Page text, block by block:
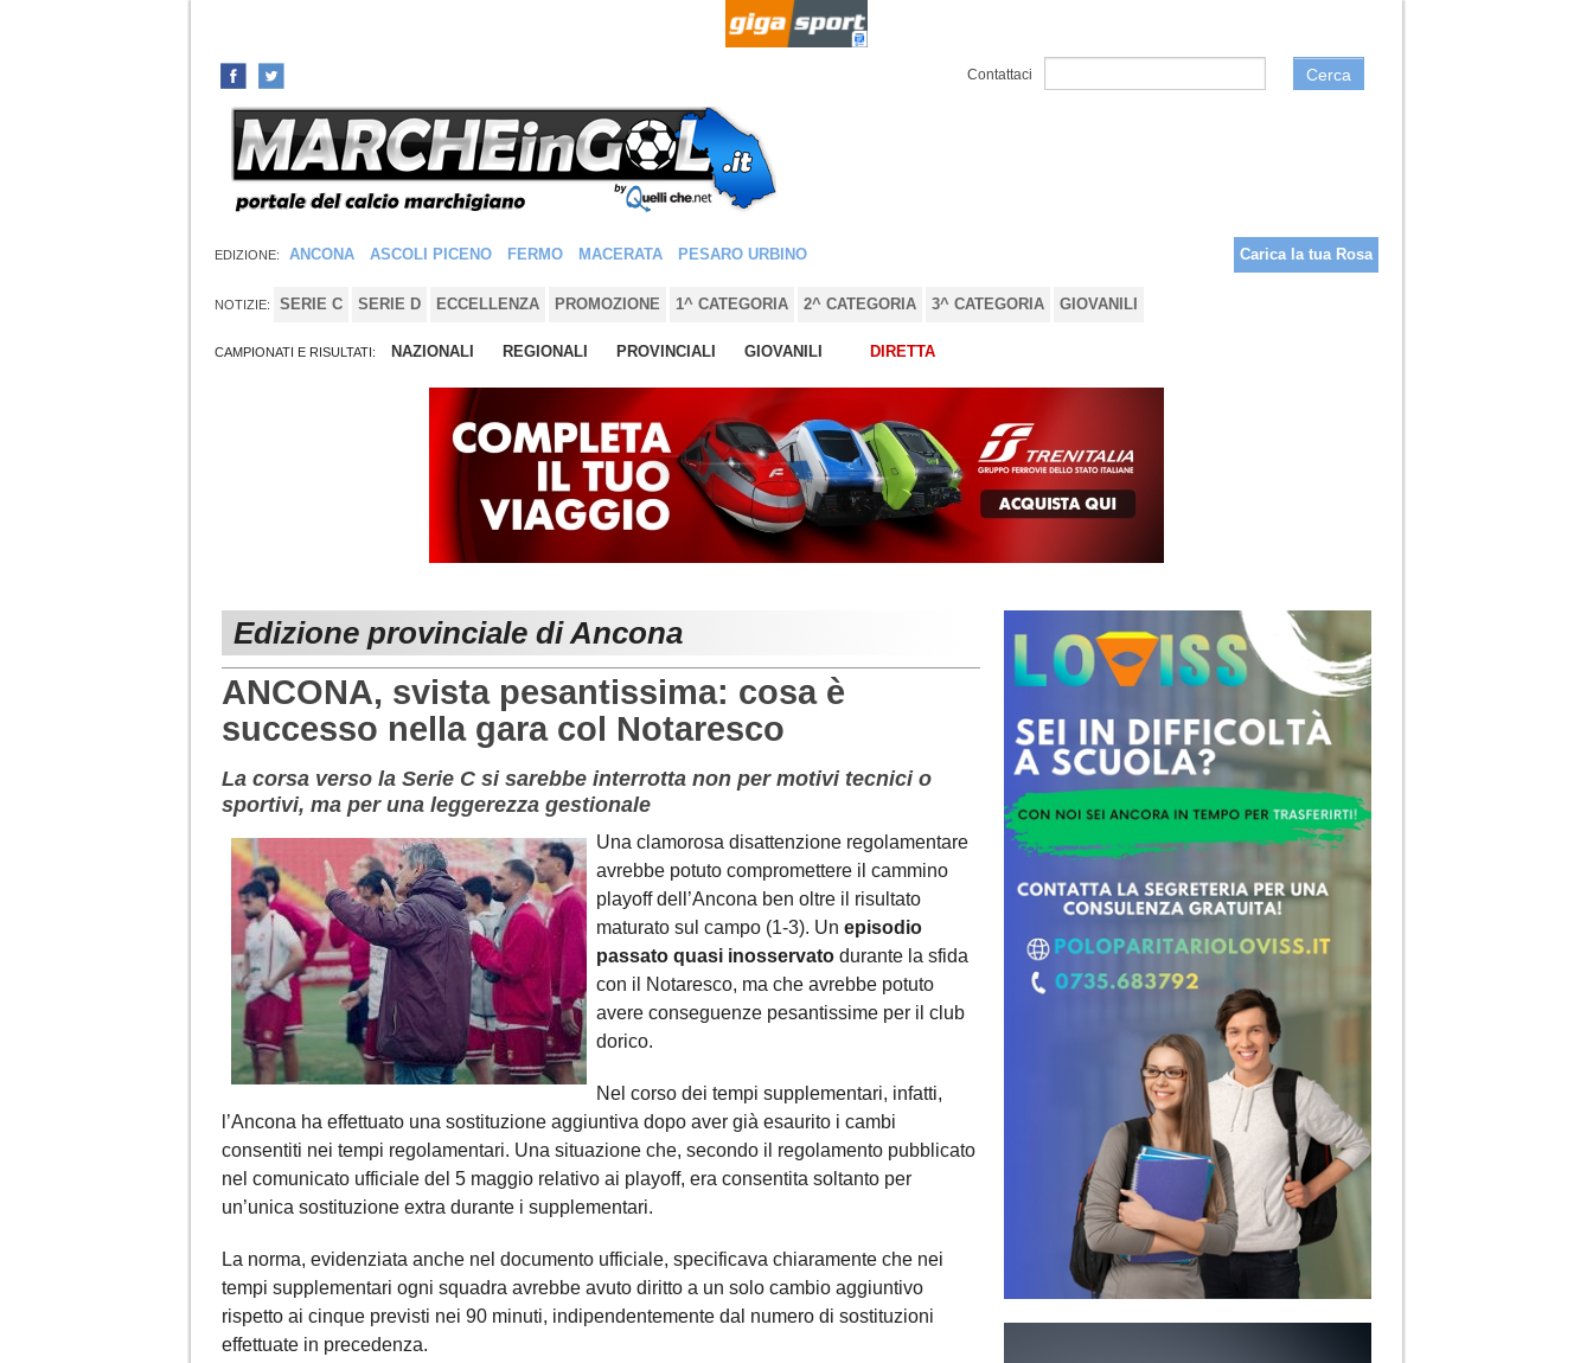
Contattaci Cerca
EDIZIONE: ANCONA ASCOLI PICENO FERMO MACERATA PESARO URBINO Carica la tua Rosa
NOTIZIE: SERIE C SERIE D ECCELLENZA PROMOZIONE 1^ CATEGORIA 2^ CATEGORIA 3^ CATEGORIA GIOVANILI
CAMPIONATI E RISULTATI: NAZIONALI REGIONALI PROVINCIALI GIOVANILI DIRETTA
Edizione provinciale di Ancona
ANCONA, svista pesantissima: cosa è
successo nella gara col Notaresco
La corsa verso la Serie C si sarebbe interrotta non per motivi tecnici o
sportivi, ma per una leggerezza gestionale
Una clamorosa disattenzione regolamentare
avrebbe potuto compromettere il cammino
playoff dell’Ancona ben oltre il risultato
maturato sul campo (1-3). Un episodio
passato quasi inosservato durante la sfida
con il
Notaresco, ma che avrebbe potuto
avere conseguenze pesantissime per il club
dorico.
Nel corso dei tempi supplementari, infatti,
l’Ancona ha effettuato una sostituzione aggiuntiva dopo aver già esaurito i cambi
consentiti nei tempi regolamentari. Una situazione che, secondo il regolamento pubblicato
nel comunicato ufficiale del 5 maggio relativo ai playoff, era consentita soltanto per
un’unica sostituzione extra durante i supplementari.
La norma, evidenziata anche nel documento ufficiale, specificava chiaramente che nei
tempi supplementari ogni squadra avrebbe avuto diritto a un solo cambio aggiuntivo
rispetto ai cinque previsti nei 90 minuti, indipendentemente dal numero di sostituzioni
effettuate in precedenza.